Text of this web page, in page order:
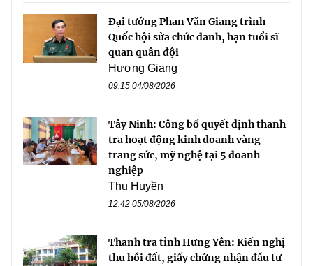
Đại tướng Phan Văn Giang trình
Quốc hội sửa chức danh, hạn tuổi sĩ
quan quân đội
Hương Giang
09:15 04/08/2026
Tây Ninh: Công bố quyết định thanh
tra hoạt động kinh doanh vàng
trang sức, mỹ nghệ tại 5 doanh
nghiệp
Thu Huyền
12:42 05/08/2026
Thanh tra tỉnh Hưng Yên: Kiến nghị
thu hồi đất, giấy chứng nhận đầu tư